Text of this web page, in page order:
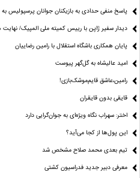
پاسخ منفی حدادی به بازیکنان جوانان پرسپولیس
دیدار سفیر ژاپن با رییس کمیته ملی المپیک/ نهایت
پایان همکاری باشگاه استقلال با رامین رضاییان
امید عالیشاه به گل‌گهر پیوست
رامین،عاشق قایم‌موشک‌بازی!
قایقی بدون قایقران
اختر: سهراب نگاه ویژه‌ای به جوان‌گرایی دارد
این پول‌ها از کجا می‌آید؟
تیم بعدی محمد صلاح مشخص شد
معرفی دبیر جدید فدراسیون کشتی